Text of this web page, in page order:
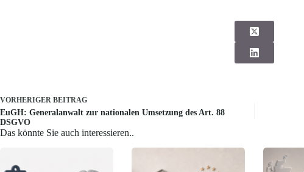
VORHERIGER BEITRAG
EuGH: Generalanwalt zur nationalen Umsetzung des Art. 88
DSGVO
Das könnte Sie auch interessieren..